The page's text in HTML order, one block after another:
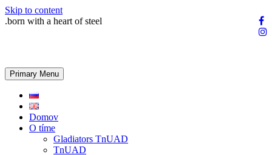
Skip to content
.born with a heart of steel
Primary Menu
Domov
O tíme
Gladiators TnUAD
TnUAD